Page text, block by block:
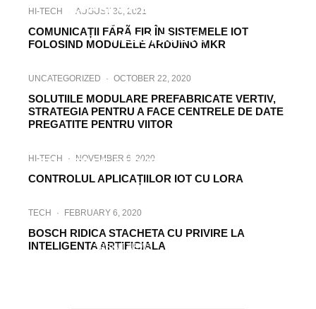
SCHNEIDER ELECTRIC REDUC
CONSUMUL DE ENERGIE ELECTRICA, IN
MEDIE, CU 24%
HI-TECH AUGUST 30, 2021
COMUNICAȚII FÃRÃ FIR ÎN SISTEMELE IOT
FOLOSIND MODULELE ARDUINO MKR
UNCATEGORIZED · OCTOBER 22, 2020
SOLUTIILE MODULARE PREFABRICATE VERTIV,
STRATEGIA PENTRU A FACE CENTRELE DE DATE
PREGATITE PENTRU VIITOR
SOLUTII DE RECUPERARE A ENERGIEI
HI-TECH · NOVEMBER 6, 2020
CONTROLUL APLICAȚIILOR IOT CU LORA
TECH · FEBRUARY 6, 2020
BOSCH RIDICA STACHETA CU PRIVIRE LA
INTELIGENTA ARTIFICIALA
SPRINT NEWS · JUNE 11, 2020